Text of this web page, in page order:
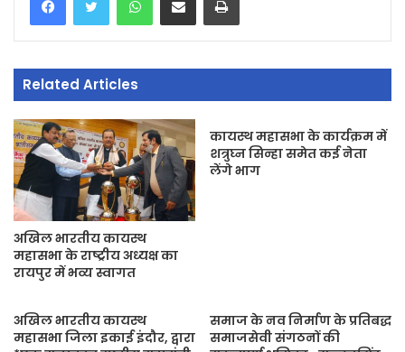
Related Articles
अखिल भारतीय कायस्थ
महासभा के राष्ट्रीय अध्यक्ष का
रायपुर में भव्य स्वागत
कायस्थ महासभा के कार्यक्रम में
शत्रुघ्न सिन्हा समेत कई नेता
लेंगे भाग
अखिल भारतीय कायस्थ
महासभा जिला इकाई इंदौर, द्वारा
समाज के नव निर्माण के प्रतिबद्ध
समाजसेवी संगठनों की